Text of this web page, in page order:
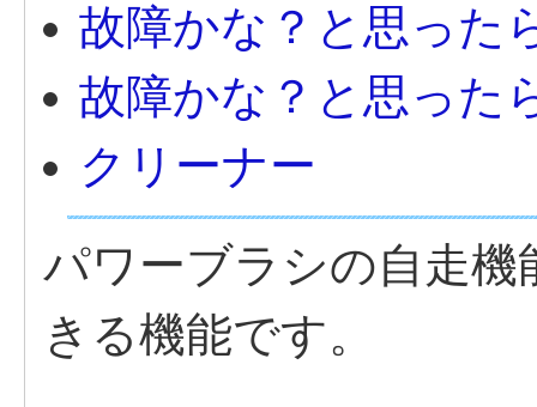
故障かな？と思った
故障かな？と思った
クリーナー
パワーブラシの自走
きる機能です。